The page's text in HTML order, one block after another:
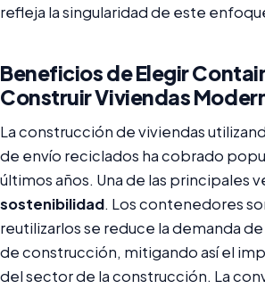
refleja la singularidad de este
Beneficios de Elegir
Construir Viviendas
La construcción de viviendas
de envío reciclados ha cobrado
últimos años. Una de las principales
sostenibilidad. Los contenedores
reutilizarlos se reduce la demanda
de construcción, mitigando así el
del sector de la construcción. La